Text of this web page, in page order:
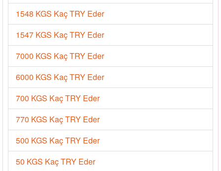
1548 KGS Kaç TRY Eder
1547 KGS Kaç TRY Eder
7000 KGS Kaç TRY Eder
6000 KGS Kaç TRY Eder
700 KGS Kaç TRY Eder
770 KGS Kaç TRY Eder
500 KGS Kaç TRY Eder
50 KGS Kaç TRY Eder